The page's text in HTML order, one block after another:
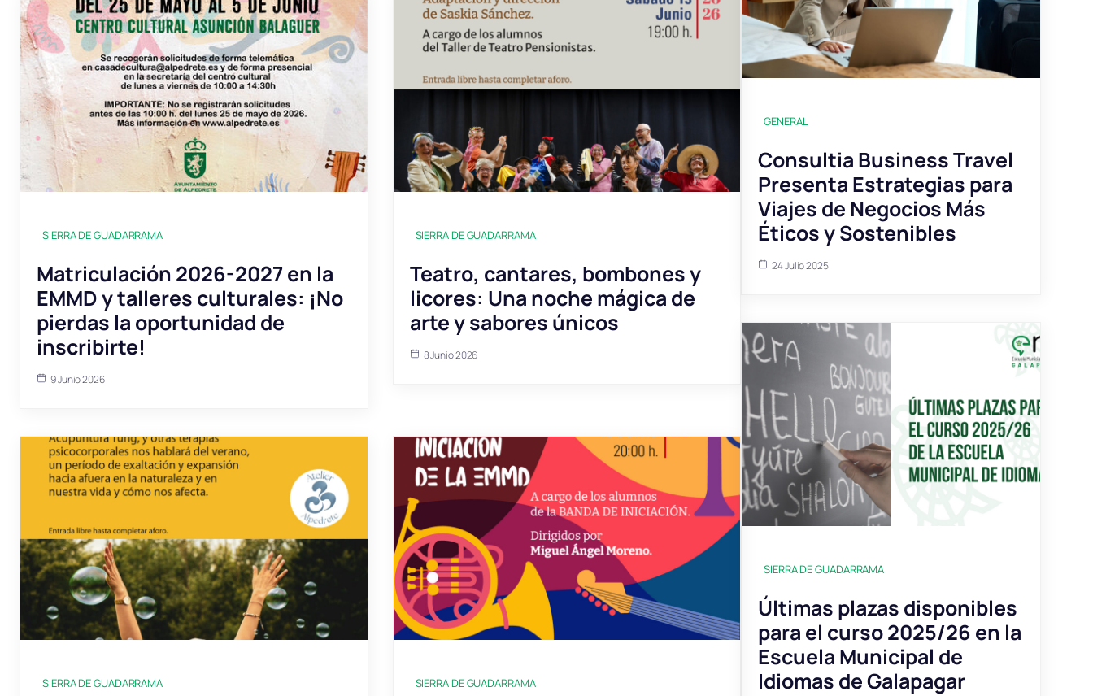
SIERRA DE GUADARRAMA
Matriculación 2026-2027 en la
EMMD y talleres culturales: ¡No
pierdas la oportunidad de
inscribirte!
9 Junio 2026
SIERRA DE GUADARRAMA
Teatro, cantares, bombones y
licores: Una noche mágica de
arte y sabores únicos
8 Junio 2026
SIERRA DE GUADARRAMA SIERRA DE GUADARRAMA
GENERAL
Consultia Business Travel
Presenta Estrategias para
Viajes de Negocios Más
Éticos y Sostenibles
24 Julio 2025
SIERRA DE GUADARRAMA
Últimas plazas disponibles
para el curso 2025/26 en la
Escuela Municipal de
Idiomas de Galapagar